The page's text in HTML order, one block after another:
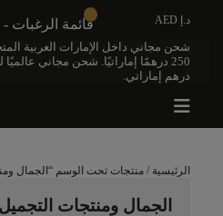
شحن مجاني داخل الإمارات العربية
درهم إماراتي.
الرئيسية / منتجات تحت الوسم “الجمال
الجمال ومنتجات التجميل
د.إ AED قائمة الرغبات -